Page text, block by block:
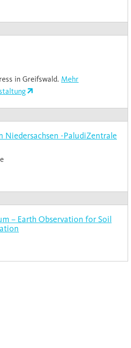
in Greifswald. Mehr
Niedersachsen -PaludiZentrale
– Earth Observation for Soil